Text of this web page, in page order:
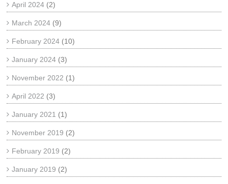
April 2024 (2)
March 2024 (9)
February 2024 (10)
January 2024 (3)
November 2022 (1)
April 2022 (3)
January 2021 (1)
November 2019 (2)
February 2019 (2)
January 2019 (2)